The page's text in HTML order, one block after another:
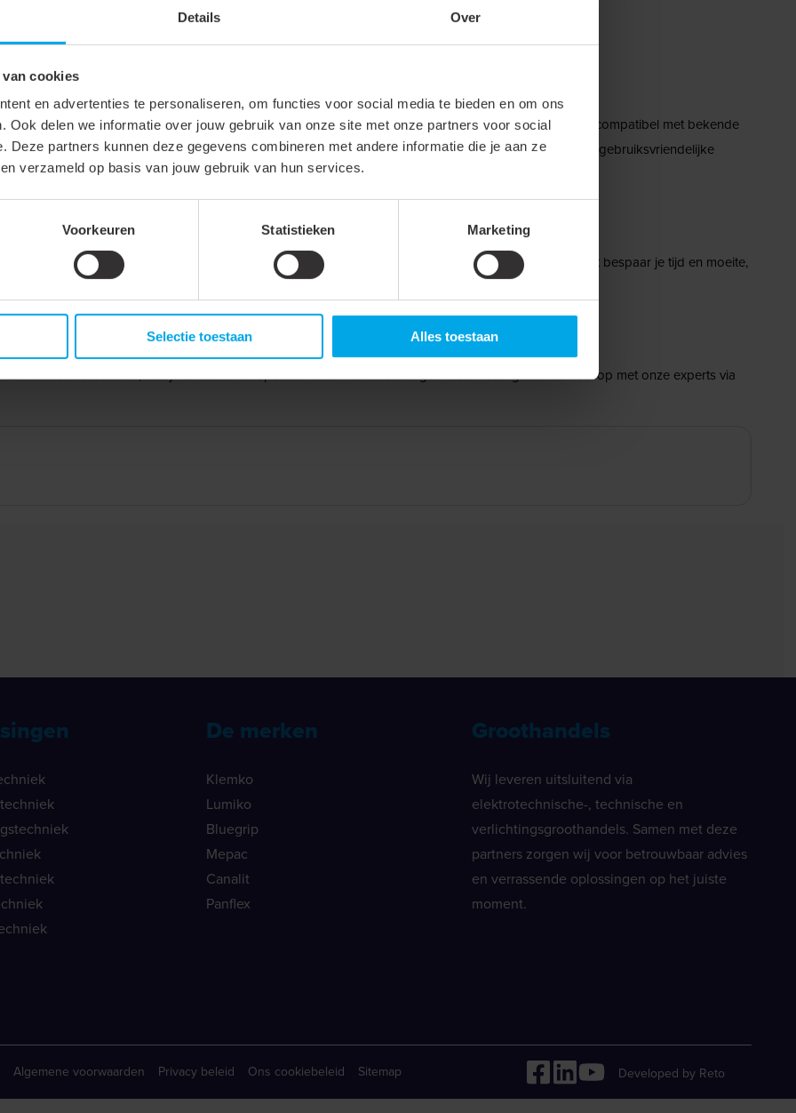
Details Over
cookies
en advertenties te personaliseren, om functies voor social media te bieden en om ons
Ook delen we informatie over jouw gebruik van onze site met onze partners voor social
Deze partners kunnen deze gegevens combineren met andere informatie die je aan ze
verzameld op basis van jouw gebruik van hun services.
Voorkeuren Statistieken Marketing
Selectie toestaan Alles toestaan
in, bijvoorbeeld voor vakantieperiodes, om de veiligheid te verhogen.
per ruimte, zoals woonkamers, keukens of veranda’s.
producten, waaronder led-spots, strips, interfaces en afstandsbedieningen. Daarnaast is het volledig compatibel met bekende
dat je probleemloos kunt integreren met bestaande smart home-apparaten voor een harmonieuze, gebruiksvriendelijke
en hoveniers. Door de eenvoud van installatie, het gebruiksgemak en de brede compatibiliteit bespaar je tijd en moeite,
biedt.
Home assortiment, kun je terecht in de speciale Smart Home catalogus. Neem ook gerust contact op met onze experts via
De merken
Klemko
Lumiko
Bluegrip
Mepac
Canalit
Panflex
Groothandels
Wij leveren uitsluitend via
elektrotechnische-, technische en
verlichtingsgroothandels. Samen met deze
partners zorgen wij voor betrouwbaar advies
en verrassende oplossingen op het juiste
moment.
Algemene voorwaarden Privacy beleid Ons cookiebeleid Sitemap Developed by Reto